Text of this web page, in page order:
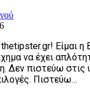
Είμαι η
να έχει
Δεν πιστεύω στις
Πιστεύω…